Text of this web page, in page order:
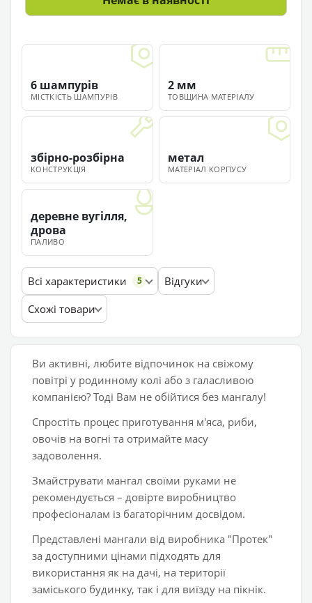
МІСТКІСТЬ ШАМПУРІВ
6 шампурів
ТОВЩИНА МАТЕРІАЛУ
2 мм
КОНСТРУКЦІЯ
збірно-розбірна
МАТЕРІАЛ КОРПУСУ
метал
ПАЛИВО
деревне вугілля,
дрова
Всі характеристики 5
Відгуки
Схожі товари
Ви активні, любите відпочинок на свіжому
повітрі у родинному колі або з галасливою
компанією? Тоді Вам не обійтися без мангалу!
Спростіть процес приготування м'яса, риби,
овочів на вогні та отримайте масу
задоволення.
Змайструвати мангал своїми руками не
рекомендується – довірте виробництво
професіоналам із багаторічним досвідом.
Представлені мангали від виробника "Протек"
за доступними цінами підходять для
використання як на дачі, на території
заміського будинку, так і для виїзду на пікнік.